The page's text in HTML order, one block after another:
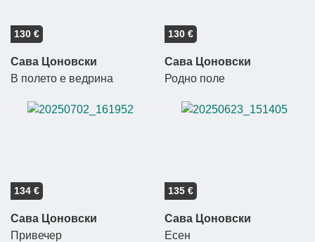
130 €
Сава Цоновски
В полето е ведрина
130 €
Сава Цоновски
Родно поле
134 €
Сава Цоновски
Привечер
135 €
Сава Цоновски
Есен